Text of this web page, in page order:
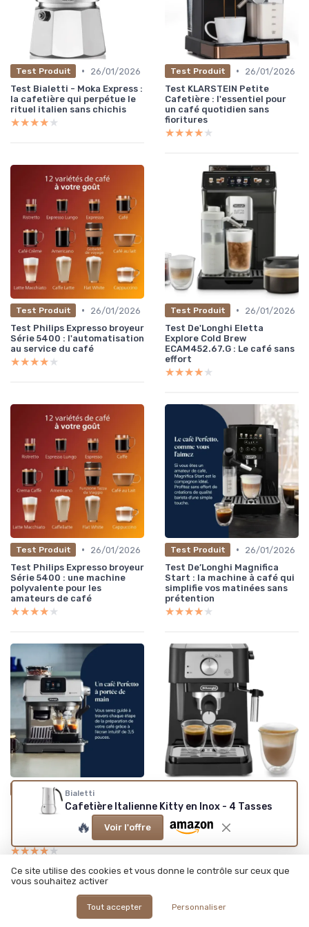
Test Produit •
26/01/2026
Test Bialetti - Moka Express :
la cafetière qui perpétue le
rituel italien sans chichis
★★★★★
★★★★★
Test Produit •
26/01/2026
Test KLARSTEIN Petite
Cafetière : l'essentiel pour
un café quotidien sans
fioritures
★★★★★
★★★★★
Test Produit •
26/01/2026
Test Philips Expresso broyeur
Série 5400 : l'automatisation
au service du café
★★★★★
★★★★★
Test Produit •
26/01/2026
Test De'Longhi Eletta
Explore Cold Brew
ECAM452.67.G : Le café sans
effort
★★★★★
★★★★★
Test Produit •
26/01/2026
Test Philips Expresso broyeur
Série 5400 : une machine
polyvalente pour les
amateurs de café
★★★★★
★★★★★
Test Produit •
26/01/2026
Test De’Longhi Magnifica
Start : la machine à café qui
simplifie vos matinées sans
prétention
★★★★★
★★★★★
Test Produit •
26/01/2026
Test De'Longhi La Specialista
Touch EC9455.M : une
cafetière complète mais
★★★★★
★★★★★
Test De'Longhi Stilosa EC
simple et efficace
Bialetti
Cafetière Italienne Kitty en Inox - 4 Tasses
🔥 Voir l'offre
Ce site utilise des cookies et vous donne le contrôle sur ceux que
vous souhaitez activer
Tout accepter Personnaliser